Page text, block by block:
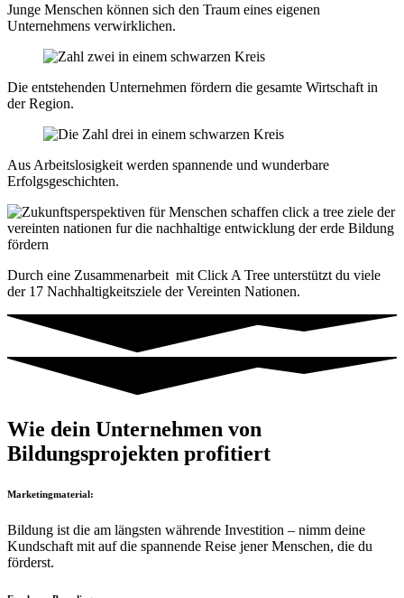
Junge Menschen können sich den Traum eines eigenen
Unternehmens verwirklichen.
Die entstehenden Unternehmen fördern die gesamte Wirtschaft in
der Region.
Aus Arbeitslosigkeit werden spannende und wunderbare
Erfolgsgeschichten.
Durch eine Zusammenarbeit mit Click A Tree unterstützt du viele
der 17 Nachhaltigkeitsziele der Vereinten Nationen.
Wie dein Unternehmen von
Bildungsprojekten profitiert
Marketingmaterial:
Bildung ist die am längsten währende Investition – nimm deine
Kundschaft mit auf die spannende Reise jener Menschen, die du
förderst.